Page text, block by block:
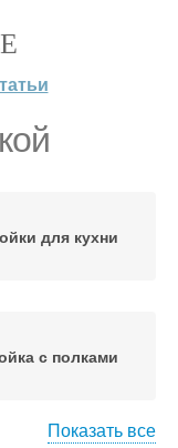
для кухни
с полками
Показать все